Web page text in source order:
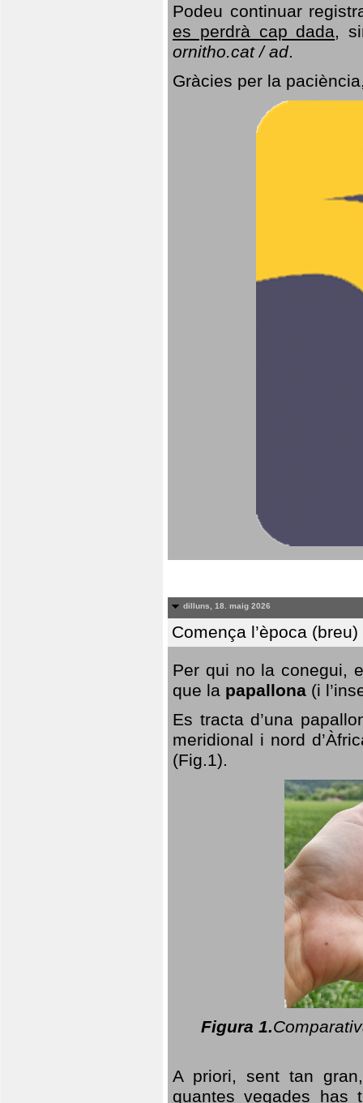
Podeu continuar
es perdrà cap dada,
ornitho.cat / ad.
Gràcies per la
dilluns, 18. maig 2026
Comença l’època
Per qui no la conegui,
que la papallona (i
Es tracta d’una
meridional i nord
(Fig.1).
Figura 1.
A priori, sent tan
quantes vegades has